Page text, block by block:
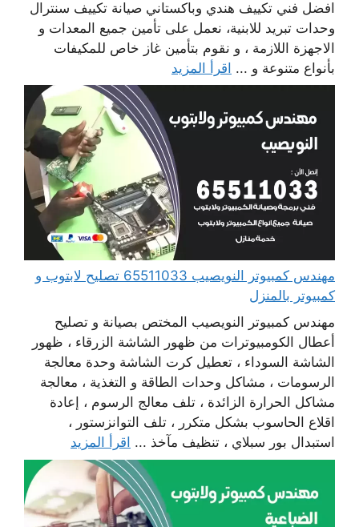
افضل فني تكييف هندي وباكستاني صيانة تكييف سنترال
وحدات تبريد للابنية، نعمل على تأمين جميع المعدات و
الاجهزة اللازمة ، و نقوم بتأمين غاز خاص للمكيفات
بأنواع متنوعة و ... اقرأ المزيد
مهندس كمبيوتر النويصيب 65511033 تصليح لابتوب و
كمبيوتر بالمنزل
مهندس كمبيوتر النويصيب المختص بصيانة و تصليح
أعطال الكومبيوترات من ظهور الشاشة الزرقاء ، ظهور
الشاشة السوداء ، تعطيل كرت الشاشة وحدة معالجة
الرسومات ، مشاكل وحدات الطاقة و التغذية ، معالجة
مشاكل الحرارة الزائدة ، تلف معالج الرسوم ، إعادة
اقلاع الحاسوب بشكل متكرر ، تلف التوانزستور ،
استبدال بور سبلاي ، تنظيف مآخذ ... اقرأ المزيد